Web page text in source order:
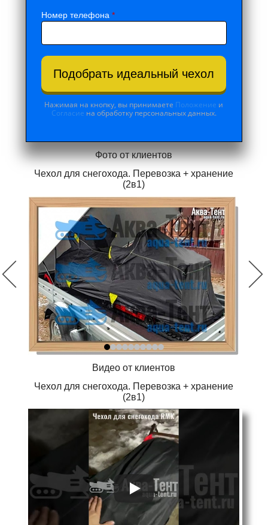
Номер телефона *
Подобрать идеальный чехол
Нажимая на кнопку, вы принимаете Положение и
Согласие на обработку персональных данных.
Фото от клиентов
Чехол для снегохода. Перевозка + хранение
(2в1)
Видео от клиентов
Чехол для снегохода. Перевозка + хранение
(2в1)